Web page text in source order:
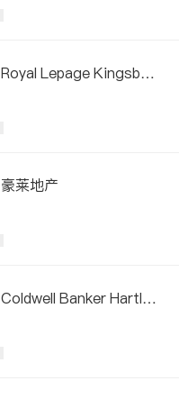
Royal Lepage Kingsbury
豪莱地产
Coldwell Banker Hartlan